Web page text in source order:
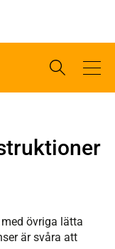
övriga lätta
är svåra att